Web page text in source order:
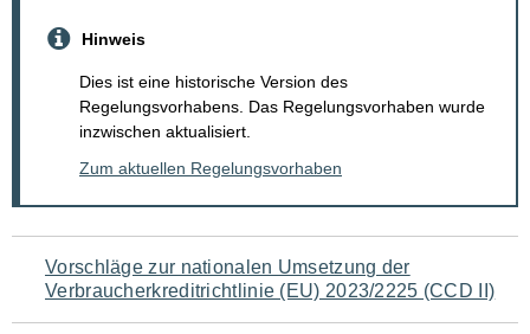
Hinweis
Dies ist eine historische Version des
Regelungsvorhabens. Das Regelungsvorhaben wurde
inzwischen aktualisiert.
Zum aktuellen Regelungsvorhaben
Navigation
für
Vorschläge zur nationalen Umsetzung der
Verbraucherkreditrichtlinie (EU) 2023/2225 (CCD II)